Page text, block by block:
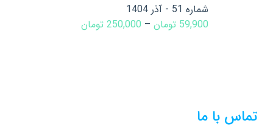
شماره 51 - آذر 1404
59,900 تومان –
250,000 تومان
تماس با ما